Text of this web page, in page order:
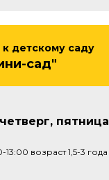
детскому саду
сад"
пятница
возраст 1,5-3 года